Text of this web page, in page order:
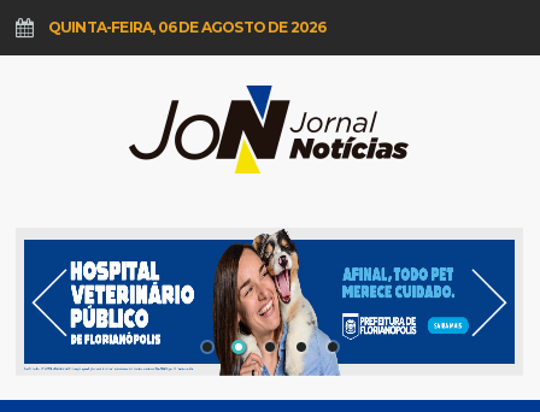
QUINTA-FEIRA, 06 DE AGOSTO DE 2026